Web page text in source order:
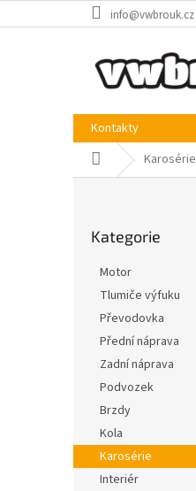
na
info@vwbrouk.cz
Kontakty
Domů Karosérie
l
kategorie
Kategorie
Motor
Tlumiče výfuku
Převodovka
Přední náprava
Zadní náprava
Podvozek
Brzdy
Kola
Karosérie
Interiér